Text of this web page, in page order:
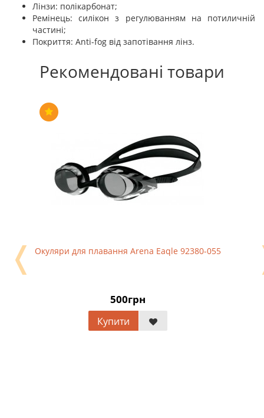
Лінзи: полікарбонат;
Ремінець: силікон з регулюванням на потиличній
частині;
Покриття: Anti-fog від запотівання лінз.
Рекомендовані товари
Окуляри для плавання Arena Eaqle 92380-055
500грн
Купити
❬